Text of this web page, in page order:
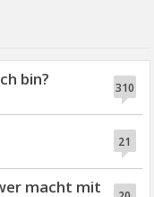
310
bin?
21
macht mit